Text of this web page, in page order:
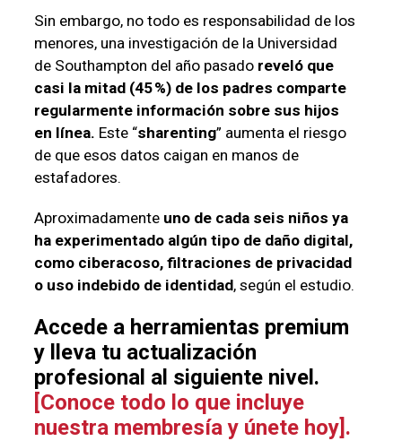
Sin embargo, no todo es responsabilidad de los
menores, una investigación de la Universidad
de Southampton del año pasadoreveló que
casi la mitad (45 %) de los padres comparte
regularmente información sobre sus hijos
en línea. Este “sharenting” aumenta el riesgo
de que esos datos caigan en manos de
estafadores.
Aproximadamenteuno de cada seis niños ya
ha experimentado algún tipo de daño digital,
como ciberacoso, filtraciones de privacidad
o uso indebido de identidad, según el estudio.
Accede a herramientas premium
y lleva tu actualización
profesional al siguiente nivel.
[Conoce todo lo que incluye
nuestra membresía y únete hoy].